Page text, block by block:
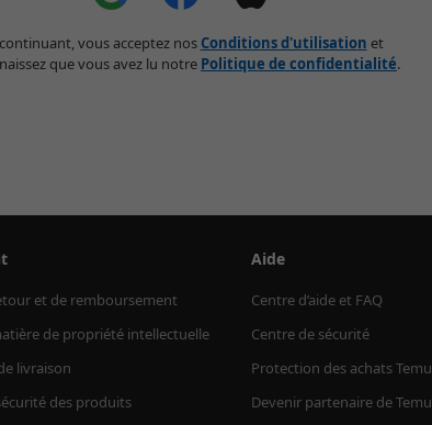
vous acceptez nos Conditions d'utilisation et
que vous avez lu notre Politique de confidentialité.
et de remboursement
de propriété intellectuelle
livraison
des produits
Aide
Centre d’aide et FAQ
Centre de sécurité
Protection des achats Temu
Devenir partenaire de Temu